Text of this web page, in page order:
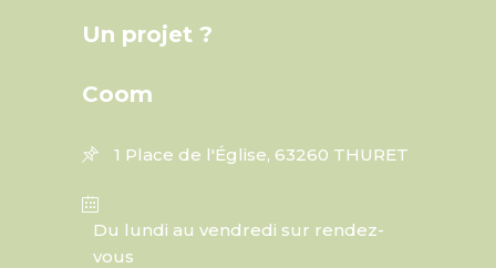
Un projet ?
Coom
1 Place de l'Église, 63260 THURET
Du lundi au vendredi sur rendez-
vous